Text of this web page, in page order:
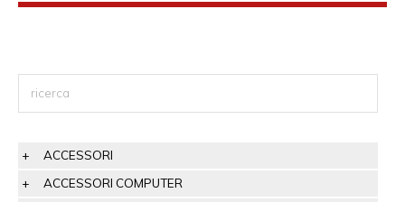
ACCESSORI
ACCESSORI COMPUTER